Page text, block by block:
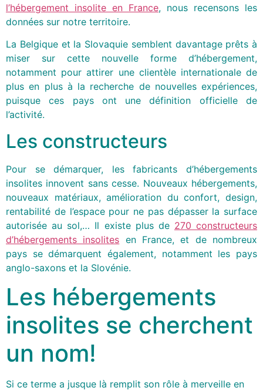
l’hébergement insolite en France, nous recensons les
données sur notre territoire.
La Belgique et la Slovaquie semblent davantage prêts à
miser sur cette nouvelle forme d’hébergement,
notamment pour attirer une clientèle internationale de
plus en plus à la recherche de nouvelles expériences,
puisque ces pays ont une définition officielle de
l’activité.
Les constructeurs
Pour se démarquer, les fabricants d’hébergements
insolites innovent sans cesse. Nouveaux hébergements,
nouveaux matériaux, amélioration du confort, design,
rentabilité de l’espace pour ne pas dépasser la surface
autorisée au sol,… Il existe plus de 270 constructeurs
d’hébergements insolites en France, et de nombreux
pays se démarquent également, notamment les pays
anglo-saxons et la Slovénie.
Les hébergements
insolites se cherchent
un nom!
Si ce terme a jusque là remplit son rôle à merveille en